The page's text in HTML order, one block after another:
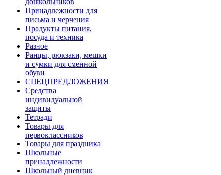
Принадлежности для
письма и черчения
Продукты питания,
посуда и техника
Разное
Ранцы, рюкзаки, мешки
и сумки для сменной
обуви
СПЕЦПРЕДЛОЖЕНИЯ
Средства
индивидуальной
защиты
Тетради
Товары для
первоклассников
Товары для праздника
Школьные
принадлежности
Школьный дневник